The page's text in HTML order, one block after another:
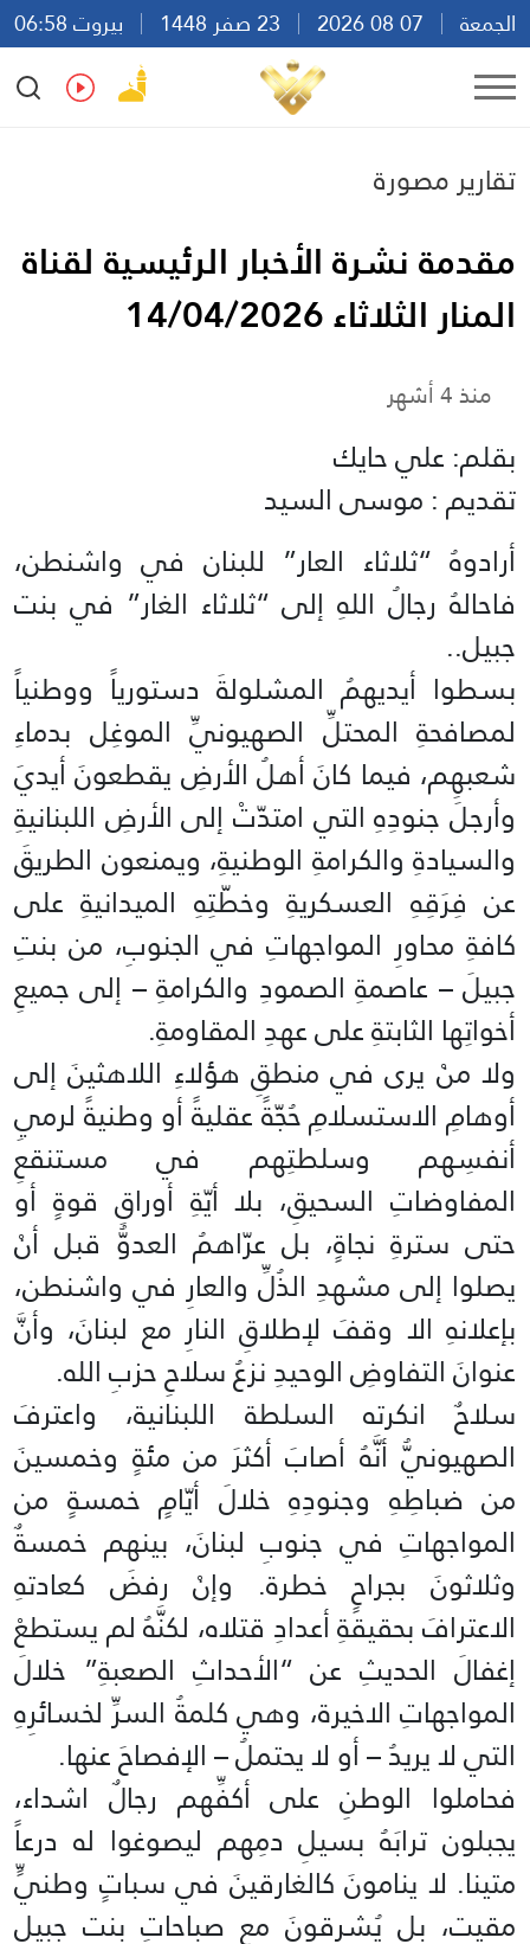
الجمعة
بيروت 06:58
Ar
En Fr Es
تقارير مصورة
مقدمة نشرة الأخبار الرئيسية لقناة
المنار الثلاثاء 14/04/2026
منذ 4 أشهر
بقلم: علي حايك
تقديم : موسى السيد
أرادوهُ “ثلاثاء العار” للبنان في واشنطن،
فاحالهُ رجالُ اللهِ إلى “ثلاثاء الغار” في بنت
جبيل..
بسطوا أيديهمُ المشلولةَ دستورياً ووطنياً
لمصافحةِ المحتلِّ الصهيونيِّ الموغِل بدماءِ
شعبهِم، فيما كانَ أهلُ الأرضِ يقطعونَ أيديَ
وأرجلَ جنودِهِ التي امتدّتْ إلى الأرضِ اللبنانيةِ
والسيادةِ والكرامةِ الوطنيةِ، ويمنعون الطريقَ
عن فِرَقِهِ العسكريةِ وخطّتِهِ الميدانيةِ على
كافةِ محاورِ المواجهاتِ في الجنوبِ، من بنتِ
جبيلَ – عاصمةِ الصمودِ والكرامةِ – إلى جميعِ
أخواتِها الثابتةِ على عهدِ المقاومةِ.
ولا منْ يرى في منطقِ هؤلاءِ اللاهثينَ إلى
أوهامِ الاستسلامِ حُجّةً عقليةً أو وطنيةً لرميِ
أنفسِهم وسلطتِهم في مستنقعِ
المفاوضاتِ السحيقِ، بلا أيّةِ أوراقِ قوةٍ أو
حتى سترةِ نجاةٍ، بل عرّاهمُ العدوُّ قبل أنْ
يصلوا إلى مشهدِ الذُلِّ والعارِ في واشنطن،
بإعلانهِ الا وقفَ لإطلاقِ النارِ مع لبنانَ، وأنَّ
عنوانَ التفاوضِ الوحيدِ نزعُ سلاحِ حزبِ الله.
سلاحٌ انكرته السلطة اللبنانية، واعترفَ
الصهيونيُّ أنَّهُ أصابَ أكثرَ من مئةٍ وخمسينَ
من ضباطِهِ وجنودِهِ خلالَ أيّامٍ خمسةٍ من
المواجهاتِ في جنوبِ لبنانَ، بينهم خمسةٌ
وثلاثونَ بجراحٍ خطرة. وإنْ رفضَ كعادتهِ
الاعترافَ بحقيقةِ أعدادِ قتلاه، لكنَّهُ لم يستطعْ
إغفالَ الحديثِ عن “الأحداثِ الصعبةِ” خلالَ
المواجهاتِ الاخيرة، وهي كلمةُ السرِّ لخسائرِهِ
التي لا يريدُ – أو لا يحتملُ – الإفصاحَ عنها.
فحاملوا الوطنِ على أكفِّهم رجالٌ اشداء،
يجبلون ترابَهُ بسيلِ دمِهم ليصوغوا له درعاً
متينا. لا ينامونَ كالغارقينَ في سباتٍ وطنيٍّ
مقيت، بل يُشرقونَ مع صباحاتِ بنت جبيل